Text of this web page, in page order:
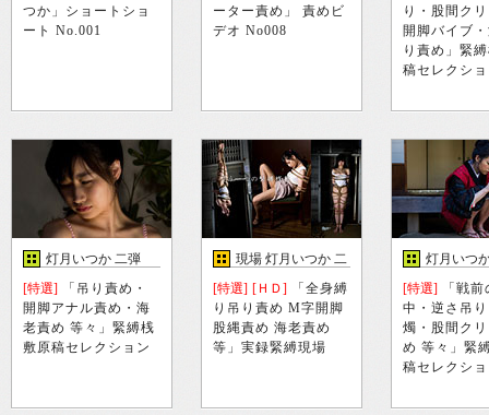
つか」ショートショ
ート No.001
ーター責め」 責めビ
デオ No008
り・股間ク
開脚バイブ
り責め」緊
稿セレクシ
灯月いつか 二弾
[特選] 「吊り責め・
開脚アナル責め・海
老責め 等々」緊縛桟
敷原稿セレクション
現場 灯月いつか 二
弾
[特選] [ＨＤ] 「全身縛
り吊り責め M字開脚
股縄責め 海老責め
等」実録緊縛現場
灯月いつ
[特選] 「戦前
中・逆さ吊
燭・股間ク
め 等々」緊
稿セレクシ